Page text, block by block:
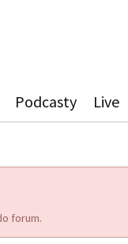
Podcasty Live
forum.